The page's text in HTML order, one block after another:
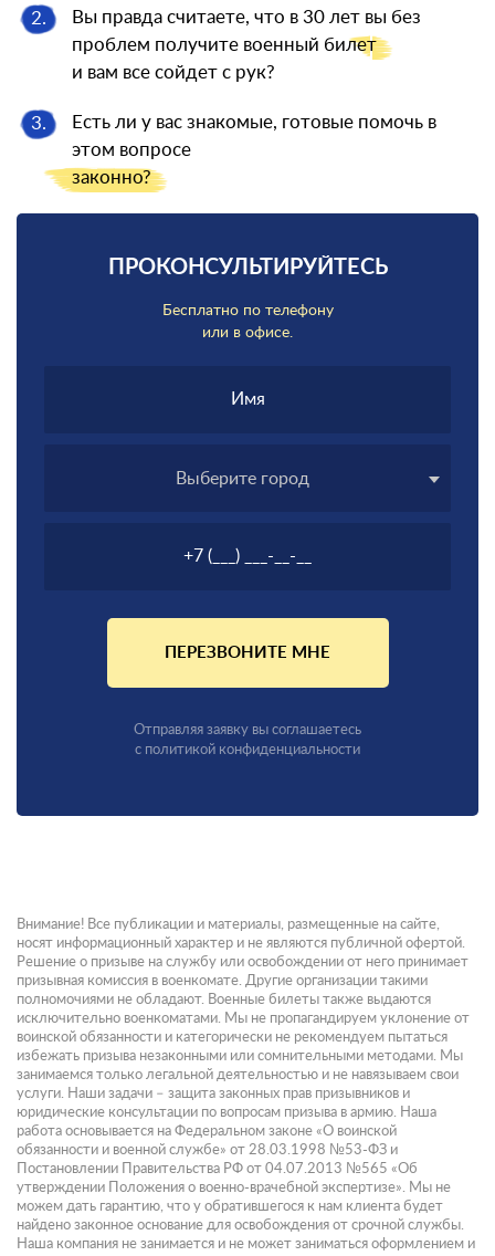
2.
Вы правда считаете, что в 30 лет вы без
проблем получите военный билет
и вам все сойдет с рук?
3.
Есть ли у вас знакомые, готовые помочь в
этом вопросе
законно?
ПРОКОНСУЛЬТИРУЙТЕСЬ
Бесплатно по телефону
или в офисе.
Выберите город
ПЕРЕЗВОНИТЕ МНЕ
Отправляя заявку вы соглашаетесь
с политикой конфиденциальности
Внимание! Все публикации и материалы, размещенные на сайте,
носят информационный характер и не являются публичной офертой.
Решение о призыве на службу или освобождении от него принимает
призывная комиссия в военкомате. Другие организации такими
полномочиями не обладают. Военные билеты также выдаются
исключительно военкоматами. Мы не пропагандируем уклонение от
воинской обязанности и категорически не рекомендуем пытаться
избежать призыва незаконными или сомнительными методами. Мы
занимаемся только легальной деятельностью и не навязываем свои
услуги. Наши задачи – защита законных прав призывников и
юридические консультации по вопросам призыва в армию. Наша
работа основывается на Федеральном законе «О воинской
обязанности и военной службе» от 28.03.1998 №53-ФЗ и
Постановлении Правительства РФ от 04.07.2013 №565 «Об
утверждении Положения о военно-врачебной экспертизе». Мы не
можем дать гарантию, что у обратившегося к нам клиента будет
найдено законное основание для освобождения от срочной службы.
Наша компания не занимается и не может заниматься оформлением и